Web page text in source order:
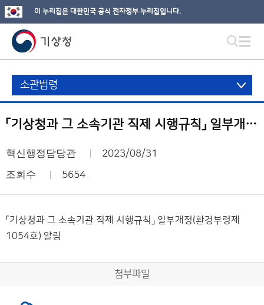
이 누리집은 대한민국 공식 전자정부 누리집입니다.
소관법령
「기상청과 그 소속기관 직제 시행규칙」 일부개정(환경부령제1054호) 알림
혁신행정담당관 2023/08/31
조회수 5654
「기상청과 그 소속기관 직제 시행규칙」 일부개정(환경부령제
1054호) 알림
첨부파일